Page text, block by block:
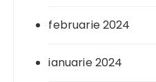
februarie 2024
ianuarie 2024